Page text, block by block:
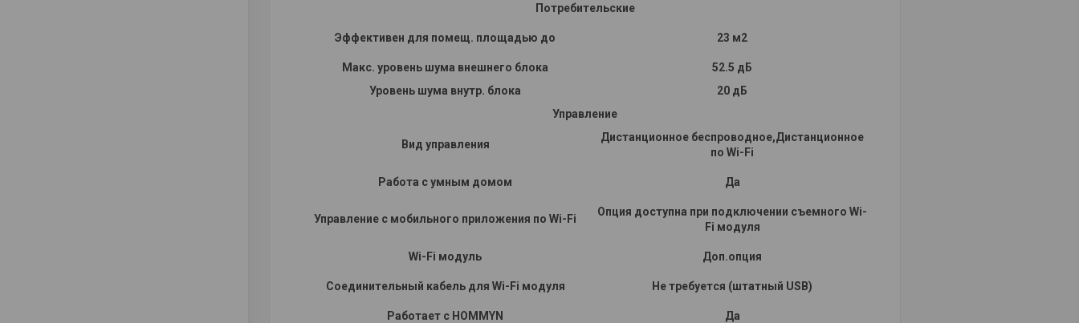
Потребительские
Эффективен для помещ. площадью до 23 м2
Макс. уровень шума внешнего блока
52.5 дБ
Уровень шума внутр. блока
20 дБ
Управление
Вид управления
Дистанционное беспроводное,Дистанционное
по Wi-Fi
Работа с умным домом Да
Управление c мобильного приложения по Wi-Fi
Опция доступна при подключении съемного Wi-
Fi модуля
Wi-Fi модуль Доп.опция
Соединительный кабель для Wi-Fi модуля Не требуется (штатный USB)
Работает с HOMMYN Да